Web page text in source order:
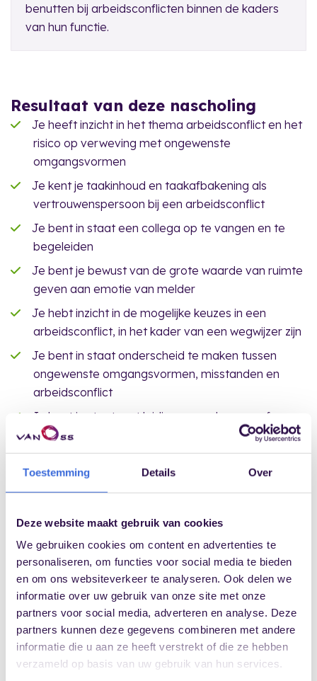
Toestemming Details Over
Deze website maakt gebruik van cookies
We gebruiken cookies om content en advertenties te
personaliseren, om functies voor social media te bieden
en om ons websiteverkeer te analyseren. Ook delen we
informatie over uw gebruik van onze site met onze
partners voor social media, adverteren en analyse. Deze
partners kunnen deze gegevens combineren met andere
informatie die u aan ze heeft verstrekt of die ze hebben
verzameld op basis van uw gebruik van hun services.
benutten bij arbeidsconflicten binnen de kaders
van hun functie.
Resultaat van deze nascholing
Je heeft inzicht in het thema arbeidsconflict en het
risico op verweving met ongewenste
omgangsvormen
Je kent je taakinhoud en taakafbakening als
vertrouwenspersoon bij een arbeidsconflict
Je bent in staat een collega op te vangen en te
begeleiden
Je bent je bewust van de grote waarde van ruimte
geven aan emotie van melder
Je hebt inzicht in de mogelijke keuzes in een
arbeidsconflict, in het kader van een wegwijzer zijn
Je bent in staat onderscheid te maken tussen
ongewenste omgangsvormen, misstanden en
arbeidsconflict
Je bent in staat met leidinggevenden vooraf een
‘contract’ te maken over de mogelijkheden op het
terrein van een arbeidsconflict
Je kunt je rol als vertrouwenspersoon in
arbeidsconflict helder communiceren naar melder,
Je kent de indicatoren die je rol als
vertrouwenspersoon in een arbeidsconflict
bepalen
LIVE INCOMPANY VERTROUWENSPERSOON EN